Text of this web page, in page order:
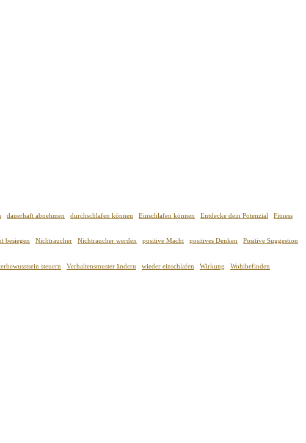
dauerhaft abnehmen durchschlafen können Einschlafen können Entdecke dein Potenzial Fitness
besiegen Nichtraucher Nichtraucher werden positive Macht positives Denken Positive Suggestion
steuern Verhaltensmuster ändern wieder einschlafen Wirkung Wohlbefinden